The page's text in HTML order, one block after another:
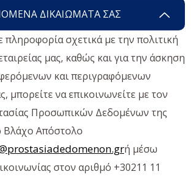
ΔΙΚΑΙΩΜΑΤΑ ΣΑΣ
πληροφορία σχετικά με την πολιτική
μας, καθώς και για την άσκηση
και περιγραφόμενων
μπορείτε να επικοινωνείτε με τον
Προσωπικών Δεδομένων της
Βλάχο Απόστολο
ή μέσω
στον αριθμό +30211 11